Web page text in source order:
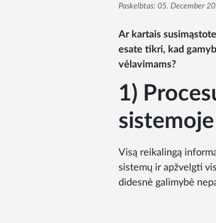
Paskelbtas: 05. December
Ar kartais
esate tikri, kad
vėlavimams?
1)
sistemoje
Visą reikalingą
sistemų ir apžvelgti
didesnė galimybė